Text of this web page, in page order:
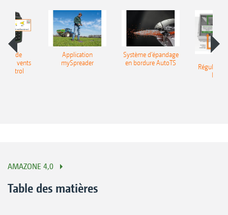
de
des vents
Application
mySpreader
Système d’épandage
en bordure AutoTS
AMAZONE 4,0
Table des matières